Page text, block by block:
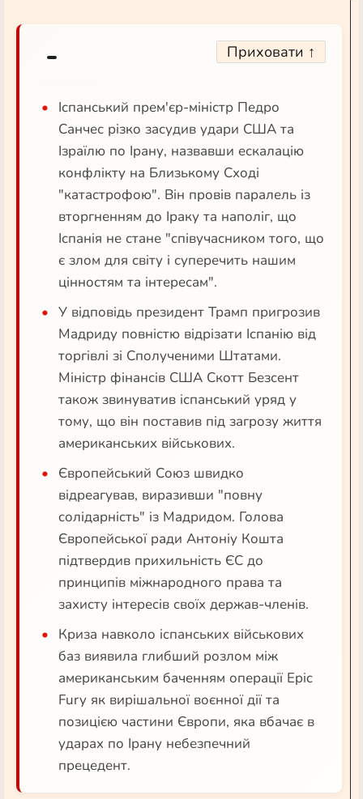
Приховати ↑
Іспанський прем'єр-міністр Педро
Санчес різко засудив удари США та
Ізраїлю по Ірану, назвавши ескалацію
конфлікту на Близькому Сході
"катастрофою". Він провів паралель із
вторгненням до Іраку та наполіг, що
Іспанія не стане "співучасником того, що
є злом для світу і суперечить нашим
цінностям та інтересам".
У відповідь президент Трамп пригрозив
Мадриду повністю відрізати Іспанію від
торгівлі зі Сполученими Штатами.
Міністр фінансів США Скотт Безсент
також звинуватив іспанський уряд у
тому, що він поставив під загрозу життя
американських військових.
Європейський Союз швидко
відреагував, виразивши "повну
солідарність" із Мадридом. Голова
Європейської ради Антоніу Кошта
підтвердив прихильність ЄС до
принципів міжнародного права та
захисту інтересів своїх держав-членів.
Криза навколо іспанських військових
баз виявила глибший розлом між
американським баченням операції Epic
Fury як вирішальної воєнної дії та
позицією частини Європи, яка вбачає в
ударах по Ірану небезпечний
прецедент.